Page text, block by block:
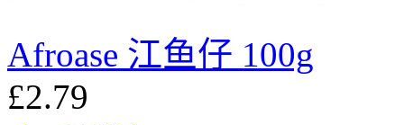
Afroase 江鱼仔 100g
£2.79